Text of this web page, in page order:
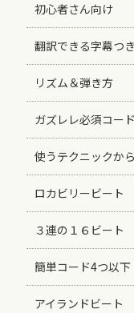
初心者さん向け
翻訳できる字幕つき
リズム＆弾き方
ガズレレ必須コード
使うテクニックか
ロカビリービート
３連の１６ビート
簡単コード4つ以下
アイランドビート